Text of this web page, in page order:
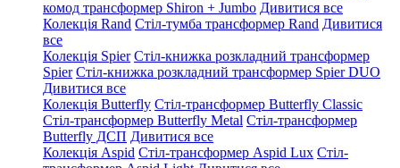
комод трансформер Shiron + Jumbo Дивитися все
Колекція Rand Стіл-тумба трансформер Rand Дивитися
все
Колекція Spier Стіл-книжка розкладний трансформер
Spier Стіл-книжка розкладний трансформер Spier DUO
Дивитися все
Колекція Butterfly Стіл-трансформер Butterfly Classic
Стіл-трансформер Butterfly Metal Стіл-трансформер
Butterfly ДСП Дивитися все
Колекція Aspid Стіл-трансформер Aspid Lux Стіл-